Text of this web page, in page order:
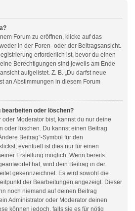
Forum zu eröffnen, klicke auf das
in der Foren- oder der Beitragsansicht.
erforderlich ist, bevor du einen
Berechtigungen sind jeweils am Ende
aufgelistet. Z. B. „Du darfst neue
an Abstimmungen in diesem Forum
oder löschen?
Moderator bist, kannst du nur deine
oder löschen. Du kannst einen Beitrag
Beitrag“-Symbol für den
eventuell ist dies nur für einen
Erstellung möglich. Wenn bereits
hat, wird dein Beitrag in der
gekennzeichnet. Es wird sowohl die
der Bearbeitungen angezeigt. Dieser
noch niemand auf deinen Beitrag
Administrator oder Moderator deinen
können jedoch, falls sie es für nötig